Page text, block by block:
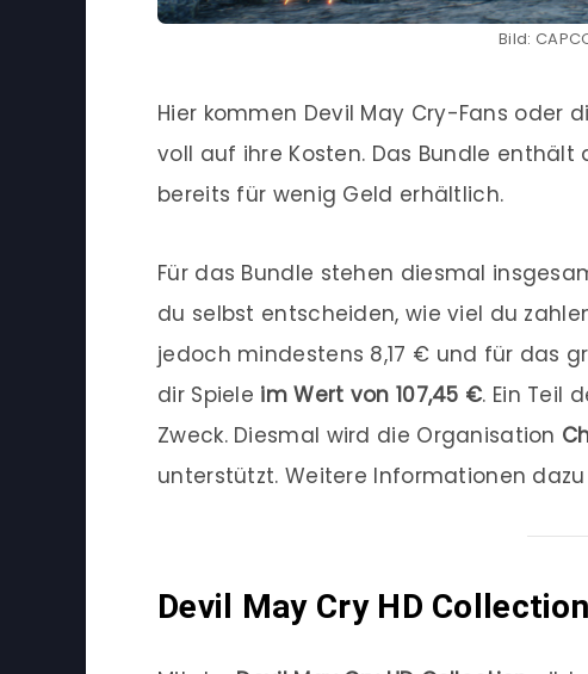
Bild:
Hier kommen Devil May Cry-Fans oder
voll auf ihre Kosten. Das Bundle
bereits für wenig Geld erhältlich.
Für das Bundle stehen diesmal
du selbst entscheiden, wie viel du
jedoch mindestens 8,17 € und für das
dir Spiele im Wert von 107,45 €. Ein Teil
Zweck. Diesmal wird die Organisation
unterstützt. Weitere Informationen
Devil May Cry HD Collection